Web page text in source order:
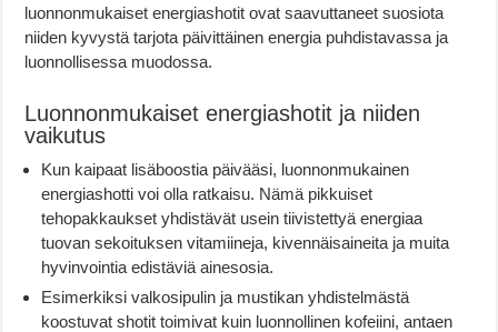
luonnonmukaiset energiashotit ovat saavuttaneet suosiota
niiden kyvystä tarjota päivittäinen energia puhdistavassa ja
luonnollisessa muodossa.
Luonnonmukaiset energiashotit ja niiden
vaikutus
Kun kaipaat lisäboostia päivääsi, luonnonmukainen
energiashotti voi olla ratkaisu. Nämä pikkuiset
tehopakkaukset yhdistävät usein tiivistettyä energiaa
tuovan sekoituksen vitamiineja, kivennäisaineita ja muita
hyvinvointia edistäviä ainesosia.
Esimerkiksi valkosipulin ja mustikan yhdistelmästä
koostuvat shotit toimivat kuin luonnollinen kofeiini, antaen